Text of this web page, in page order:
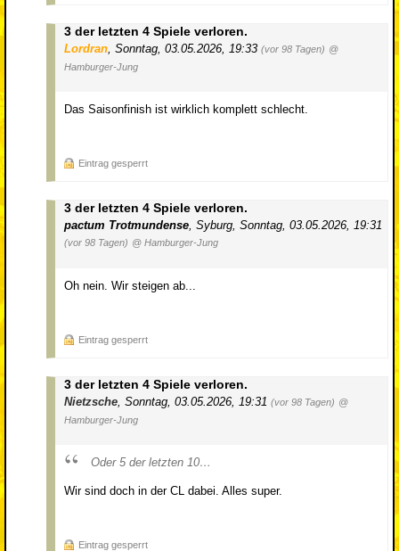
3 der letzten 4 Spiele verloren.
Lordran, Sonntag, 03.05.2026, 19:33 (vor 98 Tagen) @
Hamburger-Jung
Das Saisonfinish ist wirklich komplett schlecht.
Eintrag gesperrt
3 der letzten 4 Spiele verloren.
pactum Trotmundense, Syburg, Sonntag, 03.05.2026, 19:31
(vor 98 Tagen) @ Hamburger-Jung
Oh nein. Wir steigen ab...
Eintrag gesperrt
3 der letzten 4 Spiele verloren.
Nietzsche Sonntag, 03.05.2026, 19:31 (vor 98 Tagen) @
Hamburger-Jung
Oder 5 der letzten 10…
Wir sind doch in der CL dabei. Alles super.
Eintrag gesperrt